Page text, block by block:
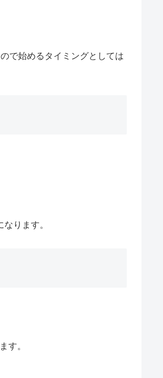
で始めるタイミングとしては
ります。
す。